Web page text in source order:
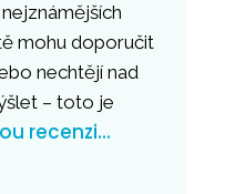
mohu doporučit
nechtějí nad
– toto je
recenzi…